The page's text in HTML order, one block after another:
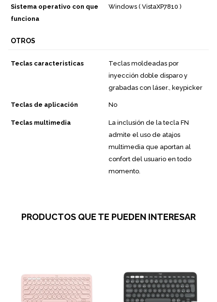
Sistema operativo con que
funciona
Windows ( VistaXP7810 )
OTROS
Teclas caracteristicas
Teclas moldeadas por
inyección doble disparo y
grabadas con láser., keypicker
Teclas de aplicación No
Teclas multimedia
La inclusión de la tecla FN
admite el uso de atajos
multimedia que aportan al
confort del usuario en todo
momento.
PRODUCTOS QUE TE PUEDEN INTERESAR